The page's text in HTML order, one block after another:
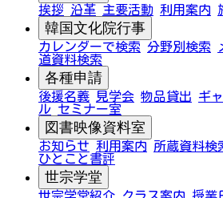
挨拶 沿革 主要活動 利用案内
韓国文化院行事
カレンダーで検索 分野別検索
道資料検索
各種申請
後援名義 見学会 物品貸出 ギ
ル セミナー室
図書映像資料室
お知らせ 利用案内 所蔵資料検
ひとこと書評
世宗学堂